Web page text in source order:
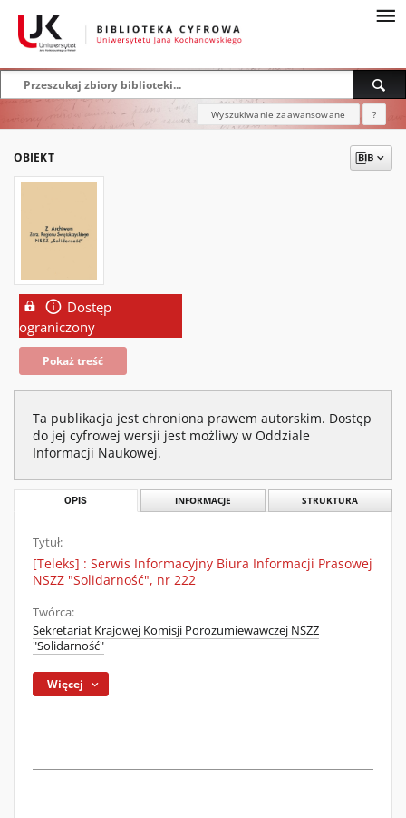
Wyszukiwanie zaawansowane ?
OBIEKT
Dostęp
ograniczony
Pokaż treść
Ta publikacja jest chroniona prawem autorskim. Dostęp
do jej cyfrowej wersji jest możliwy w Oddziale
Informacji Naukowej.
OPIS INFORMACJE STRUKTURA
Tytuł:
[Teleks] : Serwis Informacyjny Biura Informacji Prasowej
NSZZ "Solidarność", nr 222
Twórca:
Sekretariat Krajowej Komisji Porozumiewawczej NSZZ
"Solidarność"
Więcej